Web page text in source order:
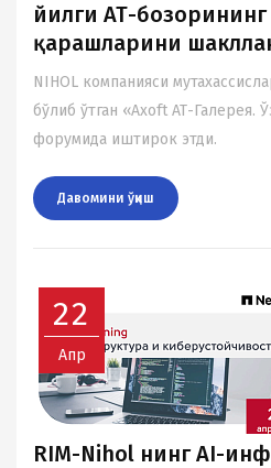
йилги АТ-бозорининг
қарашларини
NIHOL компанияси
бўлиб ўтган «Axoft АТ-Галерея.
форумида иштирок этди.
Давомини ўқиш
22
Апр
RIM-Nihol нинг AI-